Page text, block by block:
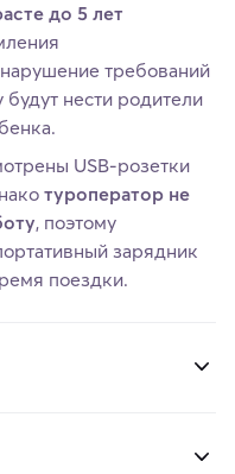
до 5 лет
требований
будут нести родители
USB-розетки
туроператор не
, поэтому
зарядник
поездки.